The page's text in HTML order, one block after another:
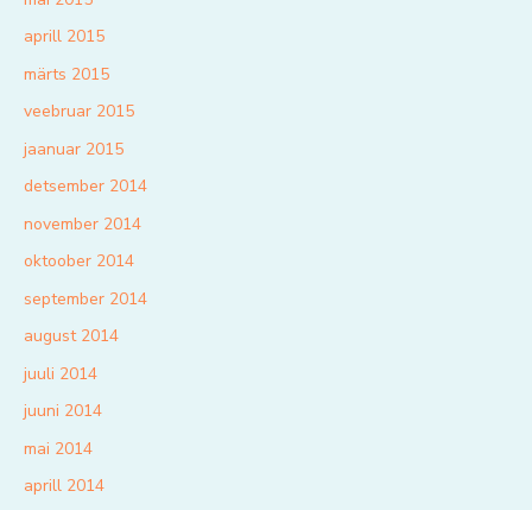
aprill 2015
märts 2015
veebruar 2015
jaanuar 2015
detsember 2014
november 2014
oktoober 2014
september 2014
august 2014
juuli 2014
juuni 2014
mai 2014
aprill 2014